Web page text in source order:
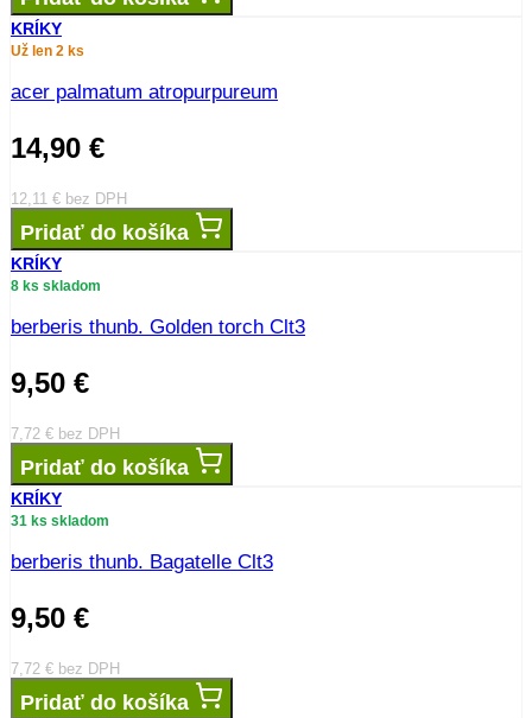
KRÍKY
Už len 2 ks
acer palmatum atropurpureum
14,90 €
12,11 € bez DPH
Pridať do košíka
KRÍKY
8 ks skladom
berberis thunb. Golden torch Clt3
9,50 €
7,72 € bez DPH
Pridať do košíka
KRÍKY
31 ks skladom
berberis thunb. Bagatelle Clt3
9,50 €
7,72 € bez DPH
Pridať do košíka